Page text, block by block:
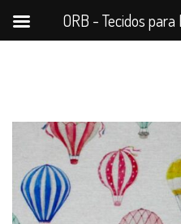
ORB - Tecidos